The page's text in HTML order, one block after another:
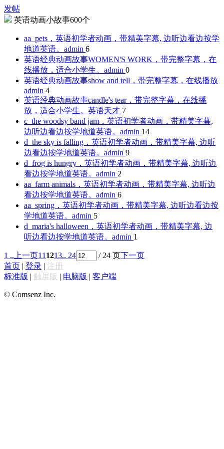
发帖
英语动画小故事600个
aa_pets，英语初学者动画，带精美字幕, 边听边看边按学
地道英语。 admin 6
英语经典动画故事WOMEN'S WORK，带完整字幕，在
线播放，适合小学生。 admin 0
英语经典动画故事show and tell，带完整字幕，在线播放
admin 4
英语经典动画故事candle's tear，带完整字幕，在线播
放，适合小学生。 英语天才 7
c_the woodsy band jam，英语初学者动画，带精美字幕,
边听边看边按学地道英语。 admin 14
d_the sky is falling，英语初学者动画，带精美字幕, 边听
边看边按学地道英语。 admin 9
d_frog is hungry，英语初学者动画，带精美字幕, 边听边
看边按学地道英语。 admin 2
aa_farm animals，英语初学者动画，带精美字幕, 边听边
看边按学地道英语。 admin 6
aa_spring，英语初学者动画，带精美字幕, 边听边看边按
学地道英语。 admin 5
d_maria's halloween，英语初学者动画，带精美字幕, 边
听边看边按学地道英语。 admin 1
1 .. 上一页11 1213.. 24 / 24 页下一页
首页 | 登录 | 注册
标准版 | 触屏版 | 电脑版 | 客户端
© Comsenz Inc.